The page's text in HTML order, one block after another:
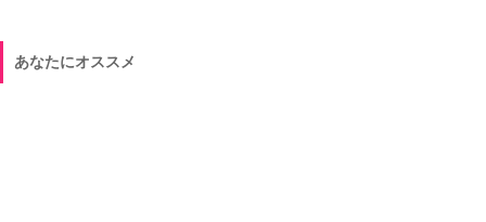
あなたにオススメ